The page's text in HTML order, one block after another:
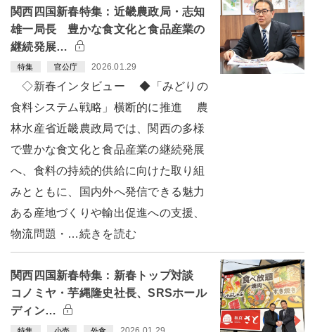
関西四国新春特集：近畿農政局・志知
雄一局長 豊かな食文化と食品産業の
継続発展…
特集 官公庁 2026.01.29
◇新春インタビュー ◆「みどりの
食料システム戦略」横断的に推進 農
林水産省近畿農政局では、関西の多様
で豊かな食文化と食品産業の継続発展
へ、食料の持続的供給に向けた取り組
みとともに、国内外へ発信できる魅力
ある産地づくりや輸出促進への支援、
物流問題・…続きを読む
関西四国新春特集：新春トップ対談
コノミヤ・芋縄隆史社長、SRSホール
ディン…